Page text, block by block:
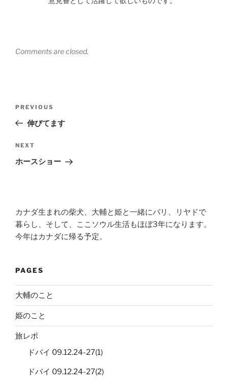
Comments are closed.
Previous
Post
PREVIOUS
伸びてます
Next
Post
NEXT
ホースショー
カナダ生まれの柴犬、大輔と姫と一緒にパリ、リヤドで
暮らし、そして、ここソウル生活もほぼ3年になります。
今年はカナダに帰る予定。
PAGES
大輔のこと
姫のこと
旅レポ
ドバイ 09.12.24-27(1)
ドバイ 09.12.24-27(2)